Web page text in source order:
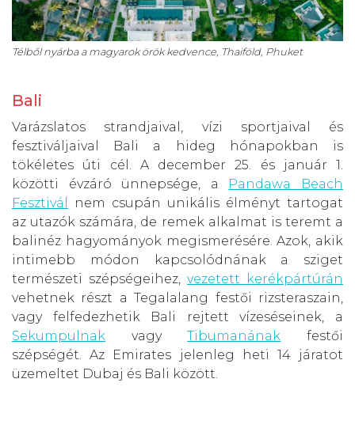
Télből nyárba a magyarok örök kedvence, Thaiföld, Phuket
Bali
Varázslatos strandjaival, vízi sportjaival és
fesztiváljaival Bali a hideg hónapokban is
tökéletes úti cél. A december 25. és január 1.
közötti évzáró ünnepsége, a Pandawa Beach
Fesztivál
nem csupán unikális élményt tartogat
az utazók számára, de remek alkalmat is teremt a
balinéz hagyományok megismerésére. Azok, akik
intimebb módon kapcsolódnának a sziget
természeti szépségeihez, vezetett kerékpártúrán
vehetnek részt a Tegalalang festői rizsteraszain,
vagy felfedezhetik Bali rejtett vízeséseinek, a
Sekumpulnak vagyTibumanának festői
szépségét. Az Emirates jelenleg heti 14 járatot
üzemeltet Dubaj és Bali között.